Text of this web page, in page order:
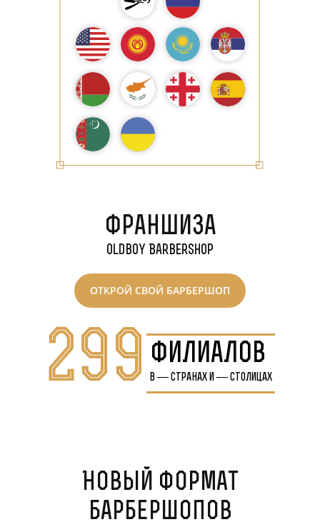
Франшиза
Oldboy Barbershop
ОТКРОЙ СВОЙ БАРБЕРШОП
299 филиалов
в—странах и—столицах
Новый формат
барбершопов